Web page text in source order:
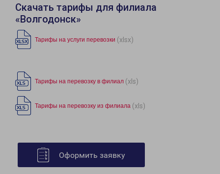
Скачать тарифы для филиала
«Волгодонск»
Тарифы на услуги перевозки (xlsx)
Тарифы на перевозку в филиал (xls)
Тарифы на перевозку из филиала (xls)
Оформить заявку